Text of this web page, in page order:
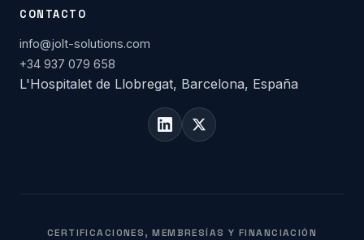
CONTACTO
info@jolt-solutions.com
+34 937 079 658
L'Hospitalet de Llobregat, Barcelona, España
CERTIFICACIONES, MEMBRESÍAS Y FINANCIACIÓN